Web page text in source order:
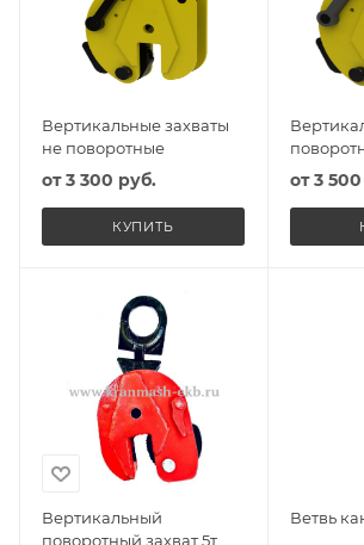
Вертикальные захваты
не поворотные
от3 300 руб.
КУПИТЬ
от3
Вертикальный
поворотный захват 5т
Ветвь